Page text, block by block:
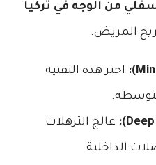
من الوجه في تركيا
المريض.
اختر هذه التقنية
عالج الترهلات
الداخلية.